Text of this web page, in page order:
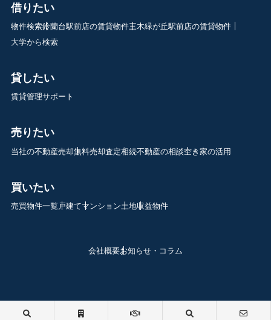
借りたい
物件検索鈴蘭台駅前店の賃貸物件三木緑が丘駅前店の賃貸物件
大学から検索
貸したい
賃貸管理サポート
売りたい
当社の不動産売却無料売却査定相続不動産の相談空き家の活用
買いたい
売買物件一覧戸建てマンション土地収益物件
会社概要お知らせ・コラム